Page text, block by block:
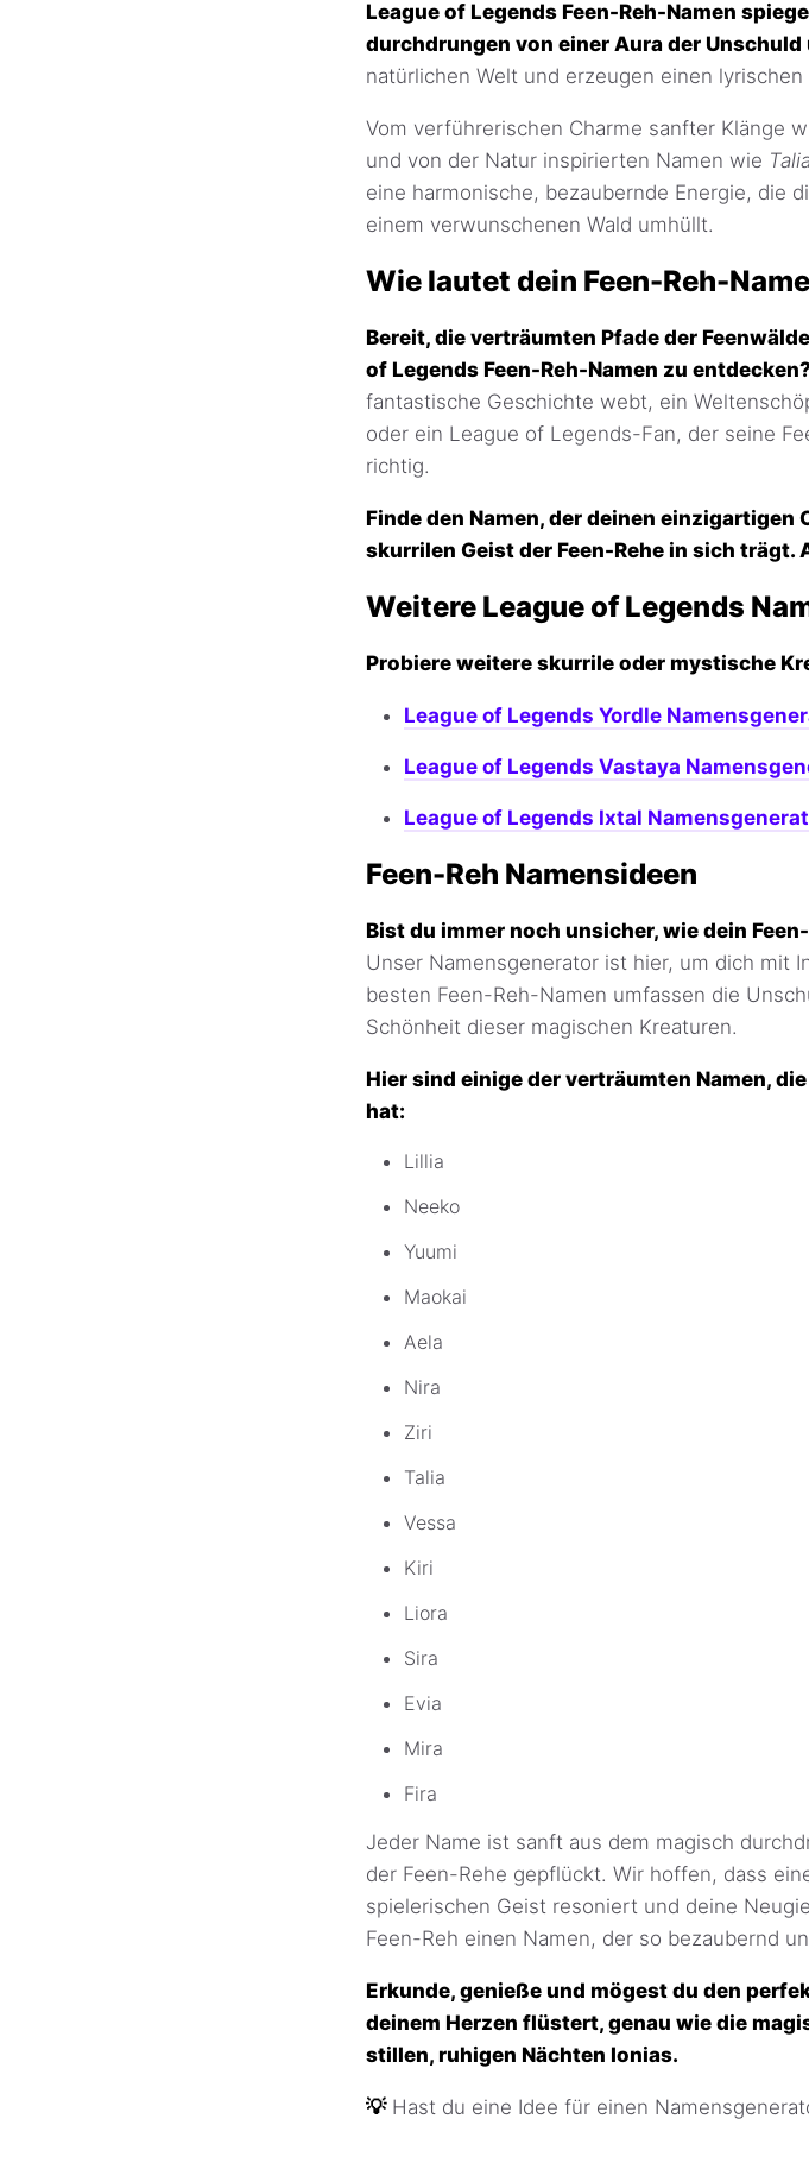
League of Legends Feen-Reh-Namen
durchdrungen von einer Aura der
natürlichen Welt und erzeugen einen
Vom verführerischen Charme sanfter Klänge
und von der Natur inspirierten Namen wie
eine harmonische, bezaubernde Energie, die
einem verwunschenen Wald umhüllt.
Wie lautet dein Feen-Reh-
Bereit, die verträumten Pfade der
of Legends Feen-Reh-Namen zu entdecken?
fantastische Geschichte webt, ein
oder ein League of Legends-Fan, der seine
richtig.
Finde den Namen, der deinen
skurrilen Geist der Feen-Rehe in sich trägt.
Weitere League of Legends
Probiere weitere skurrile oder mystische
League of Legends Yordle
League of Legends Vastaya
League of Legends Ixtal
Feen-Reh Namensideen
Bist du immer noch unsicher, wie dein
Unser Namensgenerator ist hier, um dich mit
besten Feen-Reh-Namen umfassen die
Schönheit dieser magischen Kreaturen.
Hier sind einige der verträumten Namen,
hat:
Lillia
Neeko
Yuumi
Maokai
Aela
Nira
Ziri
Talia
Vessa
Kiri
Liora
Sira
Evia
Mira
Fira
Jeder Name ist sanft aus dem magisch
der Feen-Rehe gepflückt. Wir hoffen, dass
spielerischen Geist resoniert und deine
Feen-Reh einen Namen, der so bezaubernd
Erkunde, genieße und mögest du den
deinem Herzen flüstert, genau wie die
stillen, ruhigen Nächten Ionias.
💡 Hast du eine Idee für einen